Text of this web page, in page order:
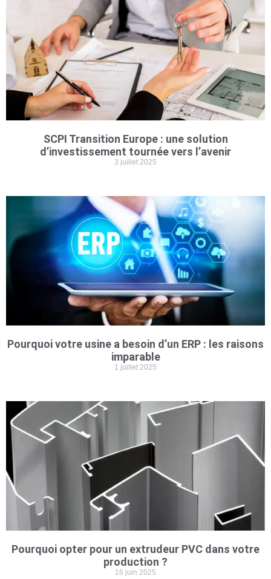
SCPI Transition Europe : une solution
d’investissement tournée vers l’avenir
3 juillet 2025
Pourquoi votre usine a besoin d’un ERP : les raisons
imparable
1 juillet 2025
Pourquoi opter pour un extrudeur PVC dans votre
production ?
16 juin 2025